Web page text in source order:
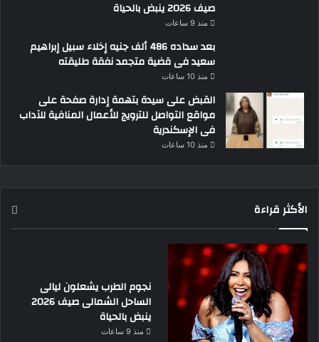
صيف 2026 ينبض بالحياة
منذ 9 ساعات
بعد سداده 486 ألف جنيه إخلاء سبيل إبراهيم
سعيد فى قضية متجمد نفقة طليقته
منذ 10 ساعات
القبض على سيدة بتهمة إدارة صفحة على
مواقع التواصل للترويج للأعمال المنافية للآداب
فى الإسكندرية
منذ 10 ساعات
الأكثر قراءة
نجوم الطرب يشعلون ليالى
الساحل الشمالى صيف 2026
ينبض بالحياة
منذ 9 ساعات